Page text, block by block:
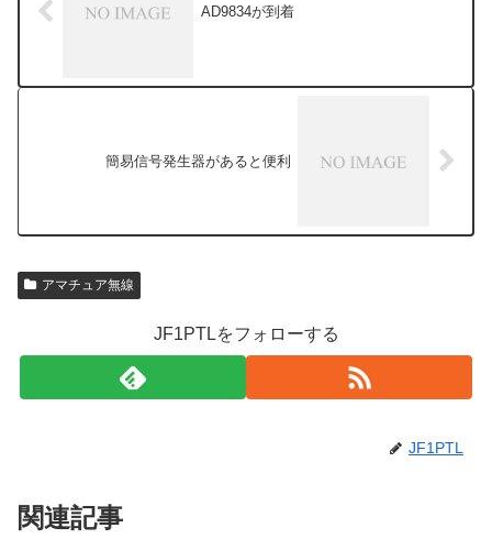
AD9834が到着
簡易信号発生器があると便利
アマチュア無線
JF1PTLをフォローする
JF1PTL
関連記事